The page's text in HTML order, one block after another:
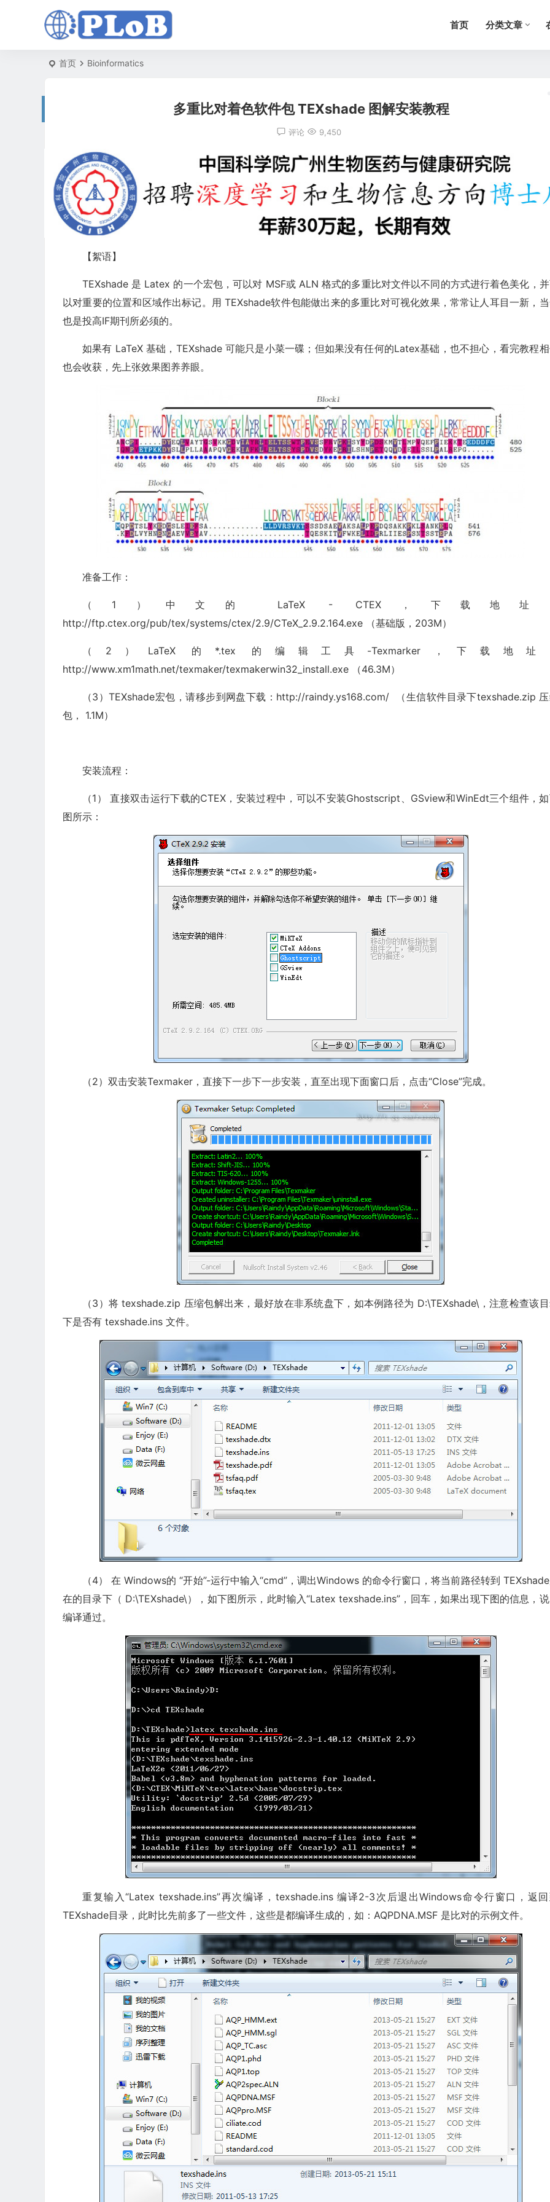
首页 分类文章
首页 Bioinformatics
多重比对着色软件包 TEXshade 图解安装教程
评论 9,450
【絮语】
TEXshade 是 Latex 的一个宏包，可以对 MSF或 ALN 格式的多重比对文件以不同的方式进行着色美化，
以对重要的位置和区域作出标记。用 TEXshade软件包能做出来的多重比对可视化效果，常常让人耳目一新，
也是投高IF期刊所必须的。
如果有 LaTeX 基础，TEXshade 可能只是小菜一碟；但如果没有任何的Latex基础，也不担心，看完教程
也会收获，先上张效果图养养眼。
准备工作：
（1）中文的 LaTeX - CTEX，下载地址
http://ftp.ctex.org/pub/tex/systems/ctex/2.9/CTeX_2.9.2.164.exe （基础版，203M）
（2）LaTeX 的*.tex 的编辑工具-Texmarker，下载地址
http://www.xm1math.net/texmaker/texmakerwin32_install.exe （46.3M）
（3）TEXshade宏包，请移步到网盘下载：http://raindy.ys168.com/ （生信软件目录下texshade.zip
包， 1.1M）
安装流程：
（1） 直接双击运行下载的CTEX，安装过程中，可以不安装Ghostscript、GSview和WinEdt三个组件，
图所示：
（2）双击安装Texmaker，直接下一步下一步安装，直至出现下面窗口后，点击“Close”完成。
（3）将 texshade.zip 压缩包解出来，最好放在非系统盘下，如本例路径为 D:\TEXshade\，注意检查该
下是否有 texshade.ins 文件。
（4） 在 Windows的 “开始”-运行中输入“cmd”，调出Windows 的命令行窗口，将当前路径转到
在的目录下（ D:\TEXshade\），如下图所示，此时输入“Latex texshade.ins”，回车，如果出现下图的信息，
编译通过。
重复输入“Latex texshade.ins”再次编译，texshade.ins 编译2-3次后退出Windows命令行窗口，返
TEXshade目录，此时比先前多了一些文件，这些是都编译生成的，如：AQPDNA.MSF 是比对的示例文件。